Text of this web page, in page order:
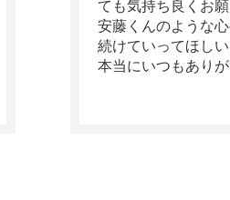
ても気持ち良くお願
安藤くんのような
続けていってほしい
本当にいつもありが